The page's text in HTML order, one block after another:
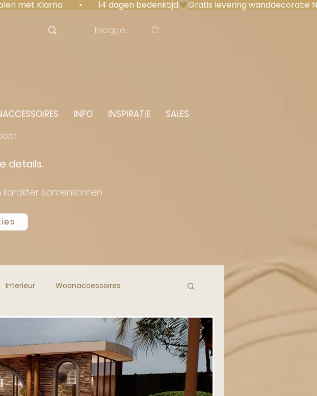
met Klarna  •  14 dagen bedenktijd
Inloggen
INFO INSPIRATIE
SALES
details.
samenkomen
Interieur Woonaccessoires
Interieur Inspiratie
Verhuizen naar Spanje Mediterraan